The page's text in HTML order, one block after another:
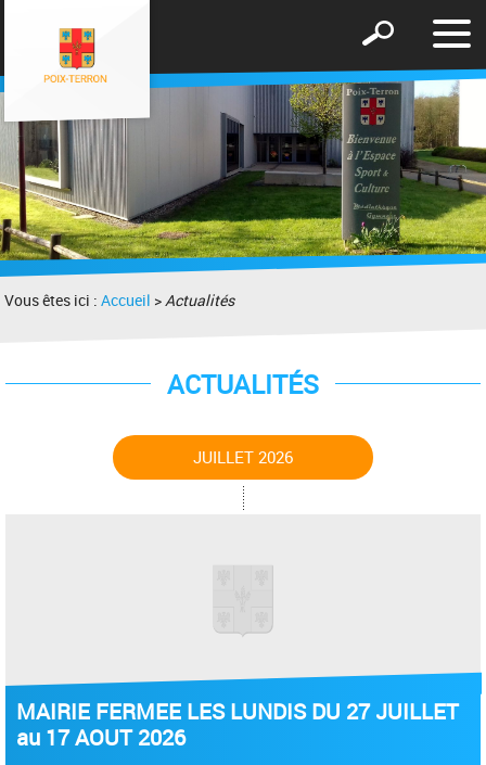
le
Afficher
formulaire
de
recherche
Vous êtes ici :Accueil >Actualités
ACTUALITÉS
JUILLET 2026
MAIRIE FERMEE LES LUNDIS DU 27 JUILLET
au 17 AOUT 2026